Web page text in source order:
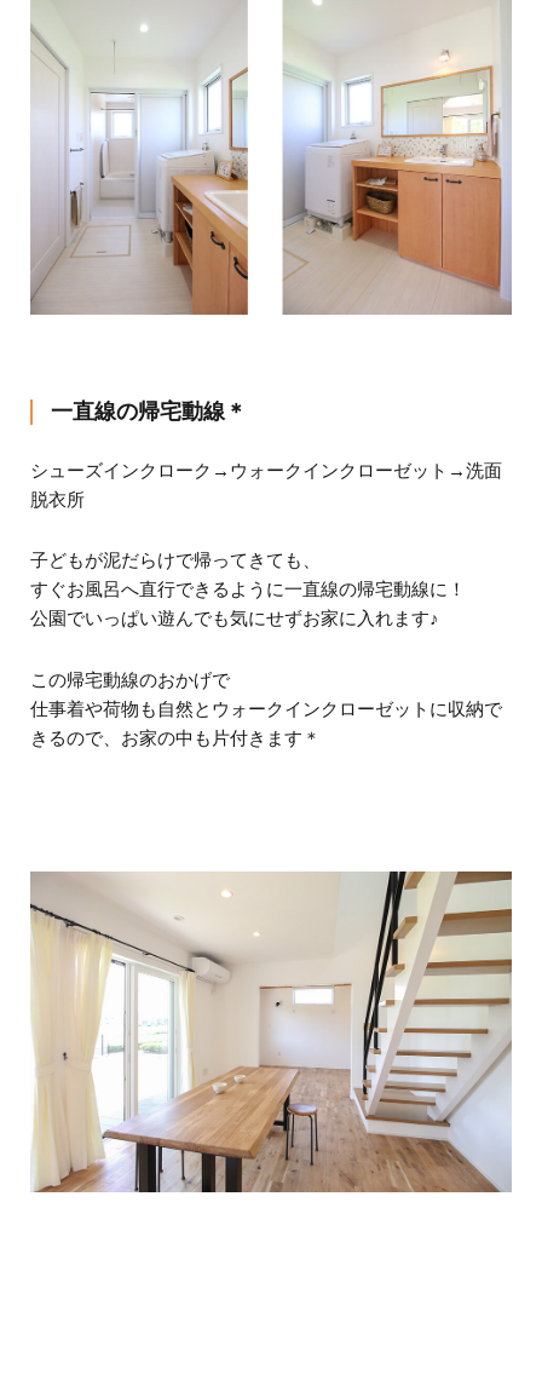
一直線の帰宅動線＊
シューズインクローク→ウォークインクローゼット→洗面
脱衣所
子どもが泥だらけで帰ってきても、
すぐお風呂へ直行できるように一直線の帰宅動線に！
公園でいっぱい遊んでも気にせずお家に入れます♪
この帰宅動線のおかげで
仕事着や荷物も自然とウォークインクローゼットに収納で
きるので、お家の中も片付きます＊